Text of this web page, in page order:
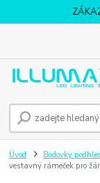
Úvod Bodovky
vestavný rámeček pro